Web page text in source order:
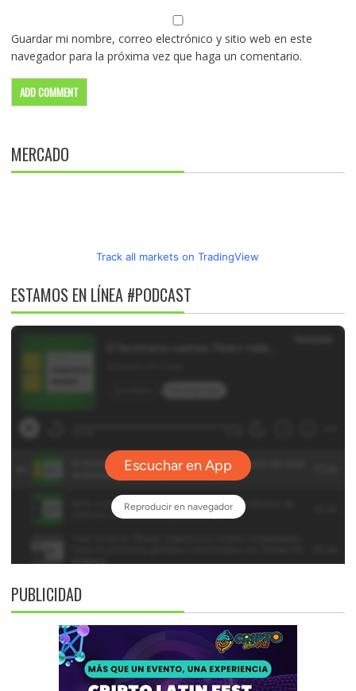
Guardar mi nombre, correo electrónico y sitio web en este
navegador para la próxima vez que haga un comentario.
MERCADO
Track all markets on TradingView
ESTAMOS EN LÍNEA #PODCAST
PUBLICIDAD